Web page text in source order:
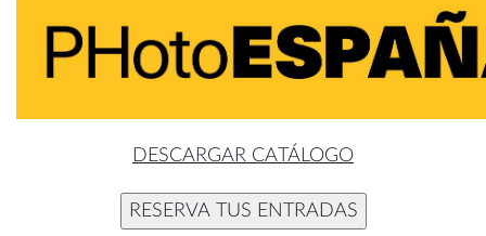
DESCARGAR CATÁLOGO
RESERVA TUS ENTRADAS